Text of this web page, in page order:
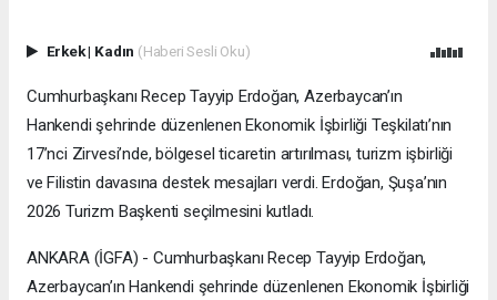
Erkek| Kadın (Haberi Sesli Oku)
Cumhurbaşkanı Recep Tayyip Erdoğan, Azerbaycan’ın
Hankendi şehrinde düzenlenen Ekonomik İşbirliği Teşkilatı’nın
17’nci Zirvesi’nde, bölgesel ticaretin artırılması, turizm işbirliği
ve Filistin davasına destek mesajları verdi. Erdoğan, Şuşa’nın
2026 Turizm Başkenti seçilmesini kutladı.
ANKARA (İGFA) - Cumhurbaşkanı Recep Tayyip Erdoğan,
Azerbaycan’ın Hankendi şehrinde düzenlenen Ekonomik İşbirliği